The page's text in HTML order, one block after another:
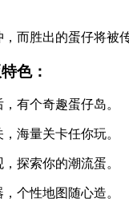
而胜出的蛋仔将被
色：
有个奇趣蛋仔岛。
海量关卡任你玩。
探索你的潮流蛋。
个性地图随心造。